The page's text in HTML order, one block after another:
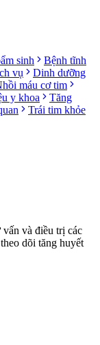
sinh
Bệnh tĩnh
vụ
Dinh dưỡng
máu cơ tim
y khoa
Tăng
Trái tim khỏe
và điều trị các
dõi tăng huyết